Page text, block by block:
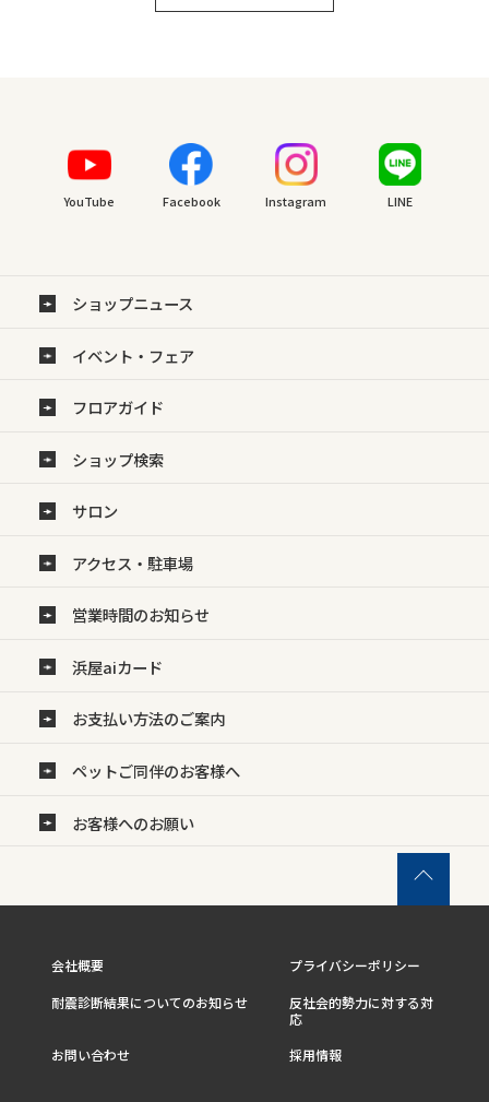
YouTube Facebook Instagram LINE
ショップニュース
イベント・フェア
フロアガイド
ショップ検索
サロン
アクセス・駐車場
営業時間のお知らせ
浜屋aiカード
お支払い方法のご案内
ペットご同伴のお客様へ
お客様へのお願い
会社概要
プライバシーポリシー
耐震診断結果についてのお知らせ
反社会的勢力に対する対
応
お問い合わせ
採用情報